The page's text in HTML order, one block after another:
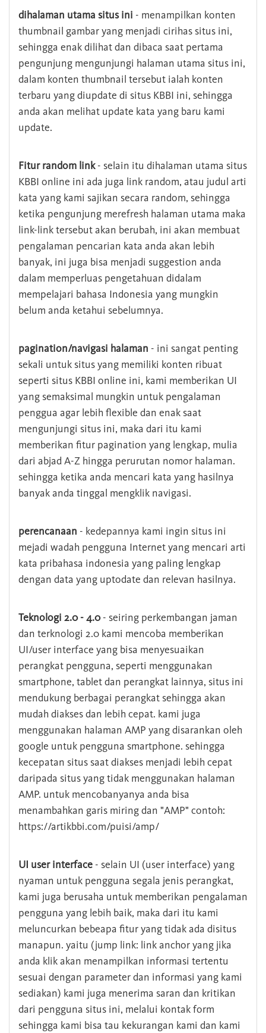
dihalaman utama situs ini - menampilkan konten
thumbnail gambar yang menjadi cirihas situs ini,
sehingga enak dilihat dan dibaca saat pertama
pengunjung mengunjungi halaman utama situs ini,
dalam konten thumbnail tersebut ialah konten
terbaru yang diupdate di situs KBBI ini, sehingga
anda akan melihat update kata yang baru kami
update.
Fitur random link- selain itu dihalaman utama situs
KBBI online ini ada juga link random, atau judul arti
kata yang kami sajikan secara random, sehingga
ketika pengunjung merefresh halaman utama maka
link-link tersebut akan berubah, ini akan membuat
pengalaman pencarian kata anda akan lebih
banyak, ini juga bisa menjadi suggestion anda
dalam memperluas pengetahuan didalam
mempelajari bahasa Indonesia yang mungkin
belum anda ketahui sebelumnya.
pagination/navigasi halaman - ini sangat penting
sekali untuk situs yang memiliki konten ribuat
seperti situs KBBI online ini, kami memberikan UI
yang semaksimal mungkin untuk pengalaman
penggua agar lebih flexible dan enak saat
mengunjungi situs ini, maka dari itu kami
memberikan fitur pagination yang lengkap, mulia
dari abjad A-Z hingga perurutan nomor halaman.
sehingga ketika anda mencari kata yang hasilnya
banyak anda tinggal mengklik navigasi.
perencanaan - kedepannya kami ingin situs ini
mejadi wadah pengguna Internet yang mencari arti
kata pribahasa indonesia yang paling lengkap
dengan data yang uptodate dan relevan hasilnya.
Teknologi 2.0 - 4.0- seiring perkembangan jaman
dan terknologi 2.0 kami mencoba memberikan
UI/user interface yang bisa menyesuaikan
perangkat pengguna, seperti menggunakan
smartphone, tablet dan perangkat lainnya, situs ini
mendukung berbagai perangkat sehingga akan
mudah diakses dan lebih cepat. kami juga
menggunakan halaman AMP yang disarankan oleh
google untuk pengguna smartphone. sehingga
kecepatan situs saat diakses menjadi lebih cepat
daripada situs yang tidak menggunakan halaman
AMP. untuk mencobanyanya anda bisa
menambahkan garis miring dan "AMP" contoh:
https://artikbbi.com/puisi/amp/
UI user interface - selain UI (user interface) yang
nyaman untuk pengguna segala jenis perangkat,
kami juga berusaha untuk memberikan pengalaman
pengguna yang lebih baik, maka dari itu kami
meluncurkan bebeapa fitur yang tidak ada disitus
manapun. yaitu (jump link: link anchor yang jika
anda klik akan menampilkan informasi tertentu
sesuai dengan parameter dan informasi yang kami
sediakan) kami juga menerima saran dan kritikan
dari pengguna situs ini, melalui kontak form
sehingga kami bisa tau kekurangan kami dan kami